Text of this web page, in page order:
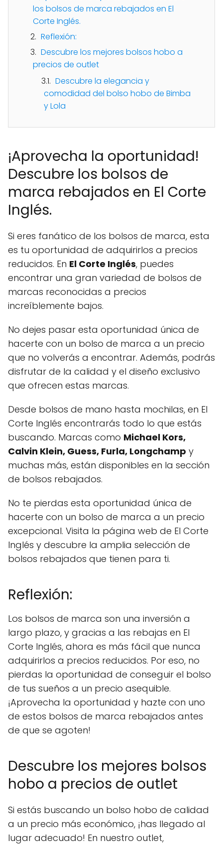
los bolsos de marca rebajados en El
Corte Inglés.
Reflexión:
Descubre los mejores bolsos hobo a
precios de outlet
Descubre la elegancia y
comodidad del bolso hobo de Bimba
y Lola
¡Aprovecha la oportunidad!
Descubre los bolsos de
marca rebajados en El Corte
Inglés.
Si eres fanático de los bolsos de marca, esta
es tu oportunidad de adquirirlos a precios
reducidos. En El Corte Inglés, puedes
encontrar una gran variedad de bolsos de
marcas reconocidas a precios
increíblemente bajos.
No dejes pasar esta oportunidad única de
hacerte con un bolso de marca a un precio
que no volverás a encontrar. Además, podrás
disfrutar de la calidad y el diseño exclusivo
que ofrecen estas marcas.
Desde bolsos de mano hasta mochilas, en El
Corte Inglés encontrarás todo lo que estás
buscando. Marcas como Michael Kors,
Calvin Klein, Guess, Furla, Longchamp y
muchas más, están disponibles en la sección
de bolsos rebajados.
No te pierdas esta oportunidad única de
hacerte con un bolso de marca a un precio
excepcional. Visita la página web de El Corte
Inglés y descubre la amplia selección de
bolsos rebajados que tienen para ti.
Reflexión:
Los bolsos de marca son una inversión a
largo plazo, y gracias a las rebajas en El
Corte Inglés, ahora es más fácil que nunca
adquirirlos a precios reducidos. Por eso, no
pierdas la oportunidad de conseguir el bolso
de tus sueños a un precio asequible.
¡Aprovecha la oportunidad y hazte con uno
de estos bolsos de marca rebajados antes
de que se agoten!
Descubre los mejores bolsos
hobo a precios de outlet
Si estás buscando un bolso hobo de calidad
a un precio más económico, ¡has llegado al
lugar adecuado! En nuestro outlet,